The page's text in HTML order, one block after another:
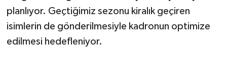
planlıyor. Geçtiğimiz sezonu kiralık geçiren
isimlerin de gönderilmesiyle kadronun optimize
edilmesi hedefleniyor.